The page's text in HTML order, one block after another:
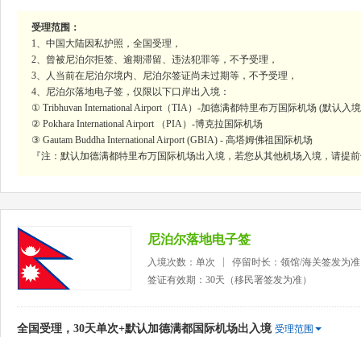
受理范围：
1、中国大陆因私护照，全国受理，
2、曾被尼泊尔拒签、逾期滞留、违法犯罪等，不予受理，
3、人当前在尼泊尔境内、尼泊尔签证尚未过期等，不予受理，
4、尼泊尔落地电子签，仅限以下口岸出入境：
① Tribhuvan International Airport（TIA）-加德满都特里布万国际机场 (默认入
② Pokhara International Airport （PIA）-博克拉国际机场
③ Gautam Buddha International Airport (GBIA) - 高塔姆佛祖国际机场
『注：默认加德满都特里布万国际机场出入境，若您从其他机场入境，请提
尼泊尔落地电子签
入境次数：单次
停留时长：领馆/海关签发为准
签证有效期：30天（移民署签发为准）
全国受理，30天单次+默认加德满都国际机场出入境 受理范围